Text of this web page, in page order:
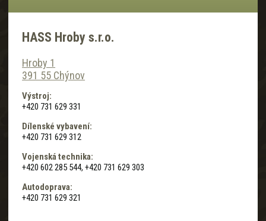
HASS Hroby s.r.o.
Hroby 1
391 55 Chýnov
Výstroj:
+420 731 629 331
Dílenské vybavení:
+420 731 629 312
Vojenská technika:
+420 602 285 544, +420 731 629 303
Autodoprava:
+420 731 629 321